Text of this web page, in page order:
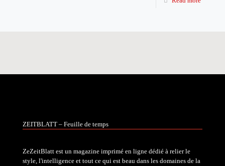
ZEITBLATT – Feuille de temps
ZeZeitBlatt est un magazine imprimé en ligne dédié à relier le
style, l'intelligence et tout ce qui est beau dans les domaines de la